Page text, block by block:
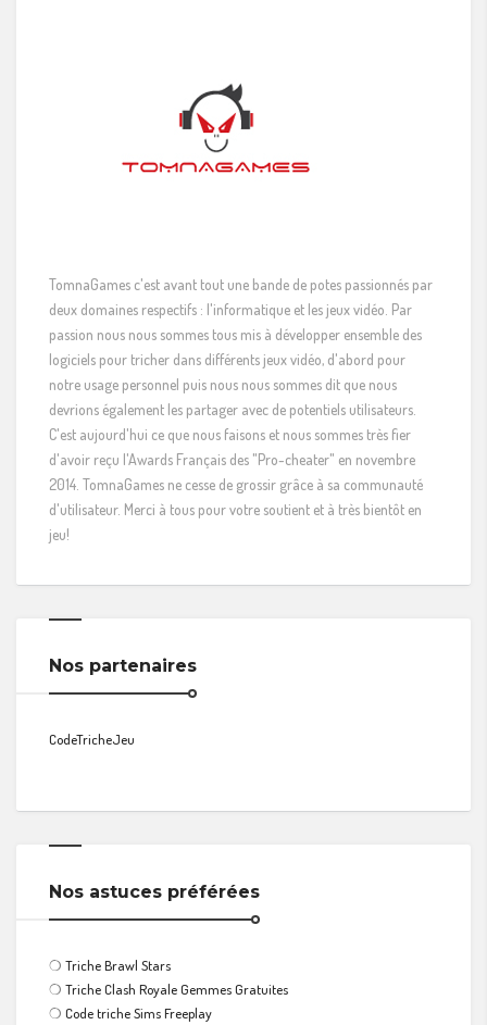
TomnaGames c'est avant tout une bande de potes passionnés par
deux domaines respectifs : l'informatique et les jeux vidéo. Par
passion nous nous sommes tous mis à développer ensemble des
logiciels pour tricher dans différents jeux vidéo, d'abord pour
notre usage personnel puis nous nous sommes dit que nous
devrions également les partager avec de potentiels utilisateurs.
C'est aujourd'hui ce que nous faisons et nous sommes très fier
d'avoir reçu l'Awards Français des "Pro-cheater" en novembre
2014. TomnaGames ne cesse de grossir grâce à sa communauté
d'utilisateur. Merci à tous pour votre soutient et à très bientôt en
jeu!
Nos partenaires
CodeTricheJeu
Nos astuces préférées
❍ Triche Brawl Stars
❍ Triche Clash Royale Gemmes Gratuites
❍ Code triche Sims Freeplay